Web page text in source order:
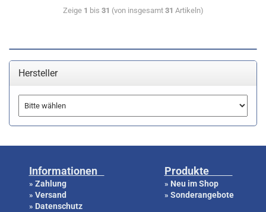
Zeige 1 bis 31 (von insgesamt 31 Artikeln)
Hersteller
Informationen
» Zahlung
» Versand
» Datenschutz
Produkte
» Neu im Shop
» Sonderangebote